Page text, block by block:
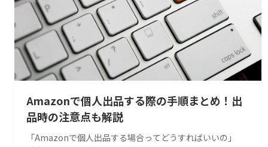
Amazonで個人出品する際の手順まとめ！出
品時の注意点も解説
「Amazonで個人出品する場合ってどうすればいいの」